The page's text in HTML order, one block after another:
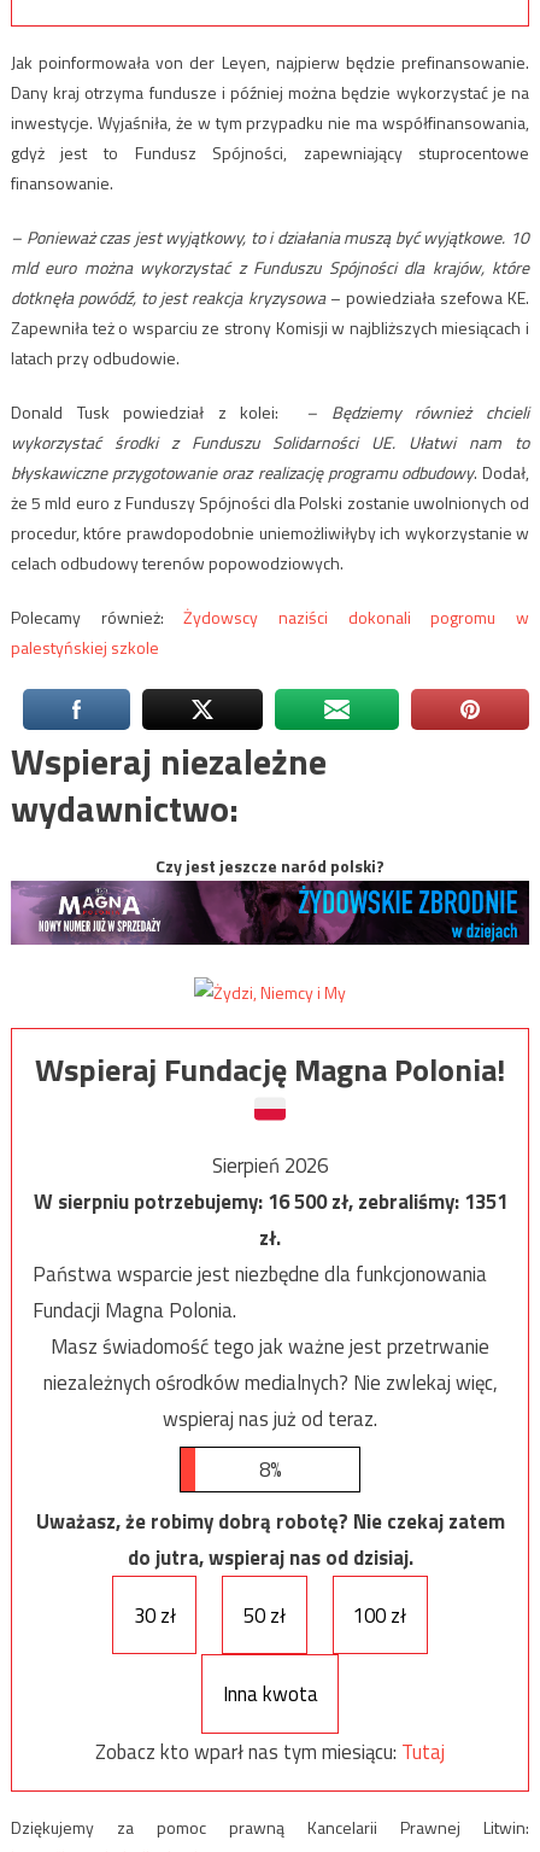
Jak poinformowała von der Leyen, najpierw będzie prefinansowanie.
Dany kraj otrzyma fundusze i później można będzie wykorzystać je na
inwestycje. Wyjaśniła, że w tym przypadku nie ma współfinansowania,
gdyż jest to Fundusz Spójności, zapewniający stuprocentowe
finansowanie.
– Ponieważ czas jest wyjątkowy, to i działania muszą być wyjątkowe. 10
mld euro można wykorzystać z Funduszu Spójności dla krajów, które
dotknęła powódź, to jest reakcja kryzysowa– powiedziała szefowa KE.
Zapewniła też o wsparciu ze strony Komisji w najbliższych miesiącach i
latach przy odbudowie.
Donald Tusk powiedział z kolei: – Będziemy również chcieli
wykorzystać środki z Funduszu Solidarności UE. Ułatwi nam to
błyskawiczne przygotowanie oraz realizację programu odbudowy. Dodał,
że 5 mld euro z Funduszy Spójności dla Polski zostanie uwolnionych od
procedur, które prawdopodobnie uniemożliwiłyby ich wykorzystanie w
celach odbudowy terenów popowodziowych.
Polecamy również:Żydowscy naziści dokonali pogromu w
palestyńskiej szkole
Wspieraj niezależne
wydawnictwo:
Czy jest jeszcze naród polski?
Wspieraj Fundację Magna Polonia!
Sierpień 2026
W sierpniu potrzebujemy:16 500zł, zebraliśmy:1351
zł.
Państwa wsparcie jest niezbędne dla funkcjonowania
Fundacji Magna Polonia.
Masz świadomość tego jak ważne jest przetrwanie
niezależnych ośrodków medialnych? Nie zwlekaj więc,
wspieraj nas już od teraz.
8%
Uważasz, że robimy dobrą robotę? Nie czekaj zatem
do jutra, wspieraj nas od dzisiaj.
30 zł
50 zł 100 zł
Inna kwota
Zobacz kto wparł nas tym miesiącu: Tutaj
Dziękujemy za pomoc prawną Kancelarii Prawnej Litwin: